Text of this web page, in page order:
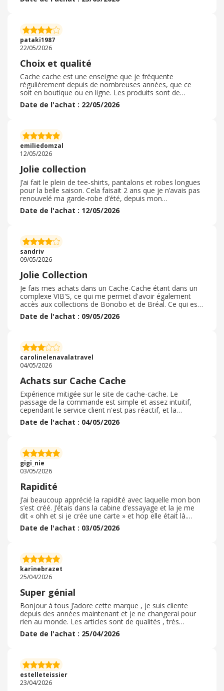
fonctionnent également. J'ai hâte de découvrir d'autres
utiliser le bon en direct et voir mon cash back sur le
compte. Bon achat et bon économie à vous. Merci
pataki1987
22/05/2026
Choix et qualité
Cache cache est une enseigne que je fréquente
régulièrement depuis de nombreuses années, que ce
soit en boutique ou en ligne. Les produits sont de
qualité. On y trouve de belles pièces, comme des
basiques à prix mini mais pas cheap pour autant. J'aime
saisons sans bouger. Les prix ont quand même
augmenté depuis quelque temps même si la qualité est
toujours là. De plus, le programme fidélité est assez
avantageux avant le chèque fidélité.
Date de l'achat : 22/05/2026
emiliedomzal
12/05/2026
Jolie collection
J’ai fait le plein de tee-shirts, pantalons et robes longues
pour la belle saison. Cela faisait 2 ans que je n’avais pas
renouvelé ma garde-robe d’été, depuis mon
accouchement, et je suis absolument ravie. Très bon
rapport qualité prix, avec de belles offres tout au long de
J’ai personnellement acheté en magasin, mais j’ai déjà
effectué des achats en ligne et je n’ai jamais été déçue.
Les articles taillent correctement.
Date de l'achat : 12/05/2026
sandriv
09/05/2026
Jolie Collection
Je fais mes achats dans un Cache-Cache étant dans un
complexe VIB'S, ce qui me permet d'avoir également
accès aux collections de Bonobo et de Bréal. Ce qui est
pratique pour composer mes tenues. Je trouve que la
collection de ce printemps a de jolies couleurs vives, ce
lesquelles . Je suis obligée de faire enregistrer mes
articles pour connaitre le montants de mes achats et
acheter les bons d'achats
Date de l'achat : 09/05/2026
carolinelenavalatravel
04/05/2026
Achats sur Cache Cache
Expérience mitigée sur le site de cache-cache. Le
passage de la commande est simple et assez intuitif,
cependant le service client n'est pas réactif, et la
procédure de retour est particulièrement laborieuse.
Tous les magasins cache-cache n'acceptent pas les
mais pour de la mode coloré à prix mini, ça fait très bien
l'affaire. Je pense qu'à l'avenir j'achèterai uniquement en
boutique avec cette enseigne, car pour moi une bonne
expérience 'achat, ça passe surtout par un bon service
client.
Date de l'achat : 04/05/2026
gigi_nie
03/05/2026
Rapidité
J’ai beaucoup apprécié la rapidité avec laquelle mon bon
s’est créé. J’étais dans la cabine d’essayage et la je me
dit « ohh et si je crée une carte » et hop elle était là.
Cache cache est un magasin de qualité mais les tarifs
sont toutefois élevés, cela fait plaisir de trouver des
mais la prochaine fois j’espère le faire. En tout cas
j’adore cette application qui nous fait gagner de l’argent
?
Date de l'achat : 03/05/2026
karinebrazet
25/04/2026
Super génial
Bonjour à tous J’adore cette marque , je suis cliente
depuis des années maintenant et je ne changerai pour
rien au monde. Les articles sont de qualités , très
modernes, pour tout les goûts et toutes les
morphologies. Il y a les tailles jusqu’au 46 . Vous pouvez
et à chaque occasions de m’offrir un vetement . Les
vendeuses sont très sympatiques et donnent de bons
conseils. Les prix sont abordables et il y a souvent des
promotions . Je vous recommande.
Date de l'achat : 25/04/2026
estelleteissier
23/04/2026